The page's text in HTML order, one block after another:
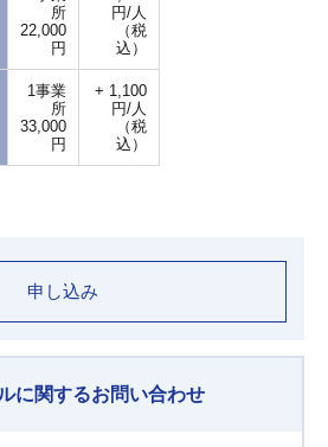
所
22,000
円
円/人
（税
込）
1事業
所
33,000
円
+ 1,100
円/人
（税
込）
申し込み
に関するお問い合わせ